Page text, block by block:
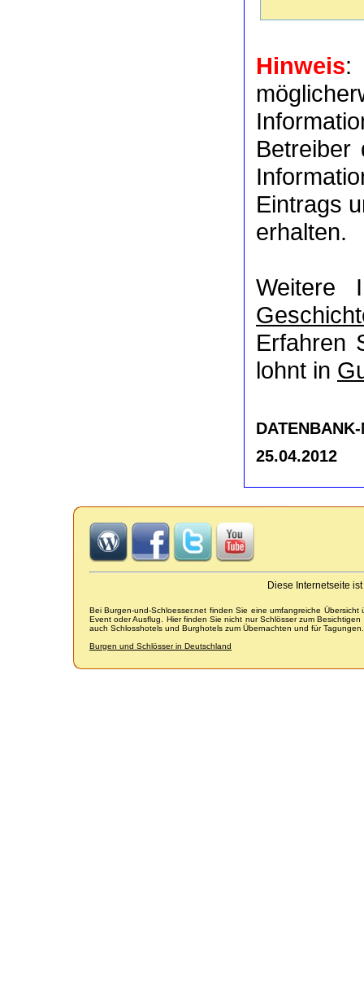
Hinweis:
Eintrags
erhalten.
Weitere
Erfahren
lohnt in
25.04.2012
Diese Internetseite
Bei Burgen-und-Schloesser.net finden Sie eine umfangreiche
Event oder Ausflug. Hier finden Sie nicht nur Schlösser zum
auch Schlosshotels und Burghotels zum Übernachten und für Tagungen.
Burgen und Schlösser in Deutschland